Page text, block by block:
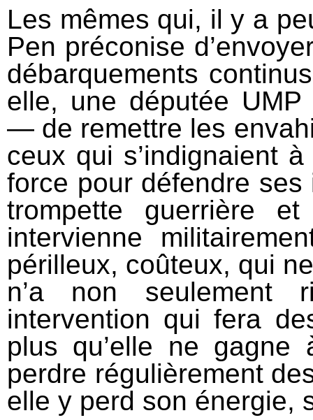
Les mêmes qui, il y a
Pen préconise
débarquements
elle, une députée
— de remettre les
ceux qui s’indignaient
force pour défendre
trompette guerrière
intervienne
périlleux, coûteux, qui
n’a non seulement
intervention qui fera
plus qu’elle ne
perdre régulièrement
elle y perd son énergie,